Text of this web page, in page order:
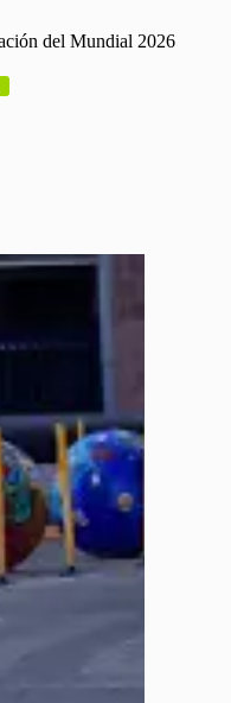
del Mundial 2026